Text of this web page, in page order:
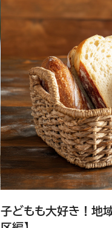
子どもも大好き！地